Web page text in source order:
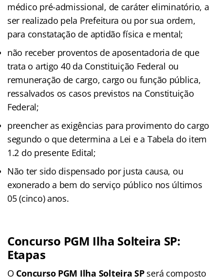
médico pré-admissional, de caráter eliminatório, a
ser realizado pela Prefeitura ou por sua ordem,
para constatação de aptidão física e mental;
não receber proventos de aposentadoria de que
trata o artigo 40 da Constituição Federal ou
remuneração de cargo, cargo ou função pública,
ressalvados os casos previstos na Constituição
Federal;
preencher as exigências para provimento do cargo
segundo o que determina a Lei e a Tabela do item
1.2 do presente Edital;
Não ter sido dispensado por justa causa, ou
exonerado a bem do serviço público nos últimos
05 (cinco) anos.
Concurso PGM Ilha Solteira SP:
Etapas
O Concurso PGM Ilha Solteira SP será composto